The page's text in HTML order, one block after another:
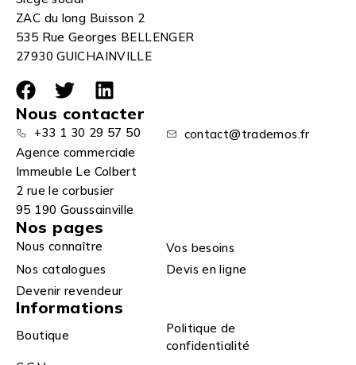
ZAC du long Buisson 2
535 Rue Georges BELLENGER
27930 GUICHAINVILLE
Nous contacter
+33 1 30 29 57 50
contact@trademos.fr
Agence commerciale
Immeuble Le Colbert
2 rue le corbusier
95 190 Goussainville
Nos pages
Nous connaître
Vos besoins
Nos catalogues
Devis en ligne
Devenir revendeur
Informations
Boutique
Politique de
confidentialité